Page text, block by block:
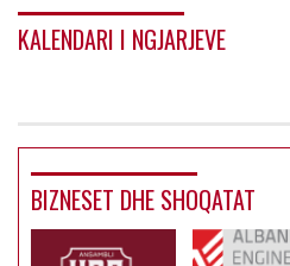
KALENDARI I NGJARJEVE
BIZNESET DHE SHOQATAT